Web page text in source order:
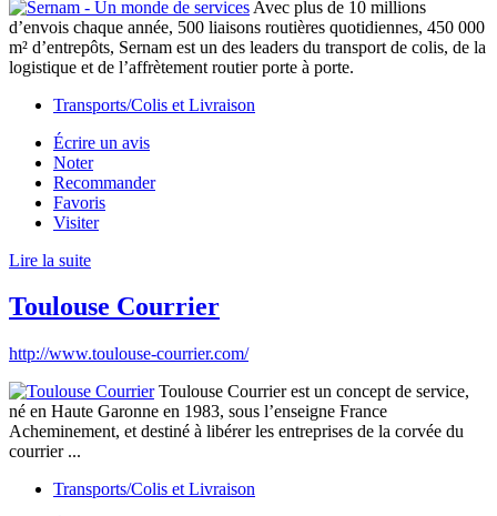
Avec plus de 10 millions
d’envois chaque année, 500 liaisons routières quotidiennes, 450 000
m² d’entrepôts, Sernam est un des leaders du transport de colis, de la
logistique et de l’affrètement routier porte à porte.
Transports/Colis et Livraison
Écrire un avis
Noter
Recommander
Favoris
Visiter
Lire la suite
Toulouse Courrier
http://www.toulouse-courrier.com/
Toulouse Courrier est un concept de service,
né en Haute Garonne en 1983, sous l’enseigne France
Acheminement, et destiné à libérer les entreprises de la corvée du
courrier ...
Transports/Colis et Livraison